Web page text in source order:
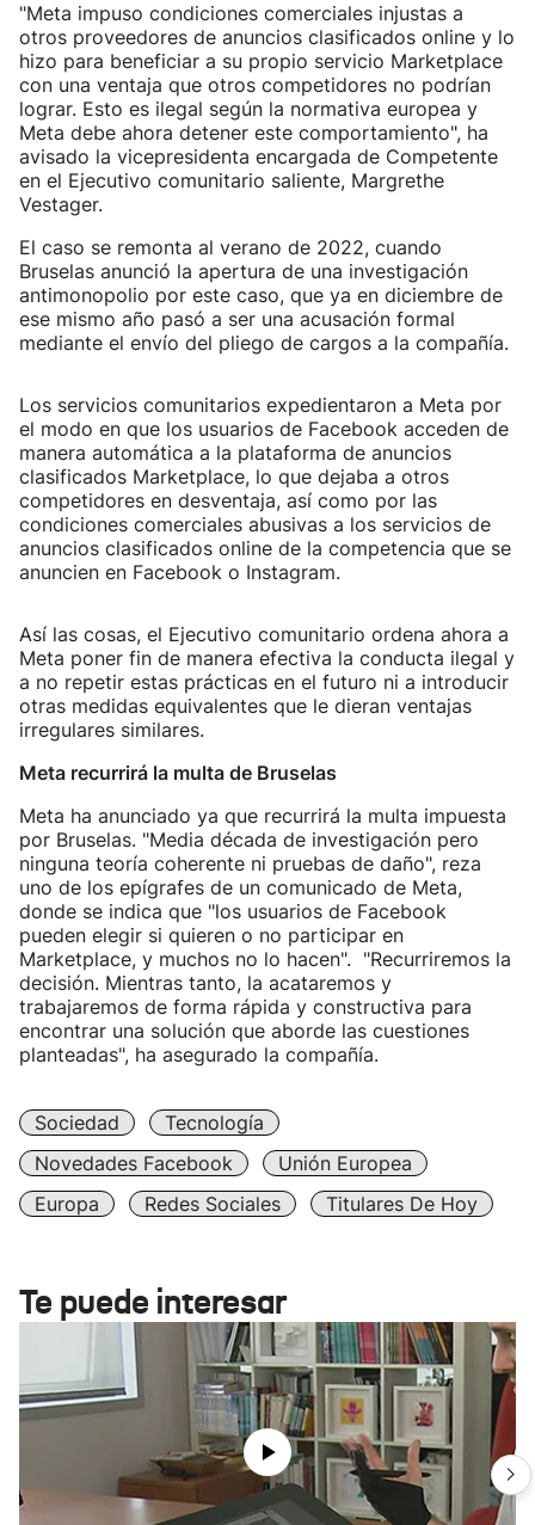
"Meta impuso condiciones comerciales injustas a
otros proveedores de anuncios clasificados online y lo
hizo para beneficiar a su propio servicio Marketplace
con una ventaja que otros competidores no podrían
lograr. Esto es ilegal según la normativa europea y
Meta debe ahora detener este comportamiento", ha
avisado la vicepresidenta encargada de Competente
en el Ejecutivo comunitario saliente, Margrethe
Vestager.
El caso se remonta al verano de 2022, cuando
Bruselas anunció la apertura de una investigación
antimonopolio por este caso, que ya en diciembre de
ese mismo año pasó a ser una acusación formal
mediante el envío del pliego de cargos a la compañía.
Los servicios comunitarios expedientaron a Meta por
el modo en que los usuarios de Facebook acceden de
manera automática a la plataforma de anuncios
clasificados Marketplace, lo que dejaba a otros
competidores en desventaja, así como por las
condiciones comerciales abusivas a los servicios de
anuncios clasificados online de la competencia que se
anuncien en Facebook o Instagram.
Así las cosas, el Ejecutivo comunitario ordena ahora a
Meta poner fin de manera efectiva la conducta ilegal y
a no repetir estas prácticas en el futuro ni a introducir
otras medidas equivalentes que le dieran ventajas
irregulares similares.
Meta recurrirá la multa de Bruselas
Meta ha anunciado ya que recurrirá la multa impuesta
por Bruselas. "Media década de investigación pero
ninguna teoría coherente ni pruebas de daño", reza
uno de los epígrafes de un comunicado de Meta,
donde se indica que "los usuarios de Facebook
pueden elegir si quieren o no participar en
Marketplace, y muchos no lo hacen". "Recurriremos la
decisión. Mientras tanto, la acataremos y
trabajaremos de forma rápida y constructiva para
encontrar una solución que aborde las cuestiones
planteadas", ha asegurado la compañía.
Sociedad
Tecnología
Novedades Facebook
Unión Europea
Europa
Redes Sociales Titulares De Hoy
Te puede interesar